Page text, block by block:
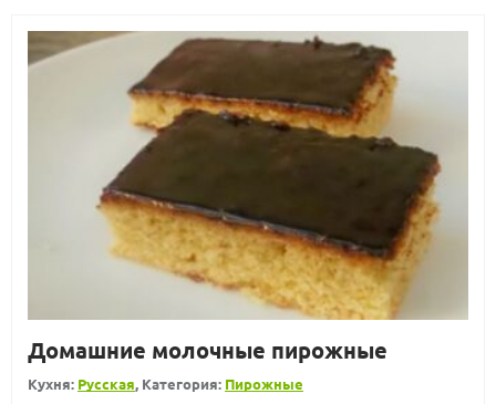
Домашние молочные пирожные
Кухня: Русская, Категория: Пирожные